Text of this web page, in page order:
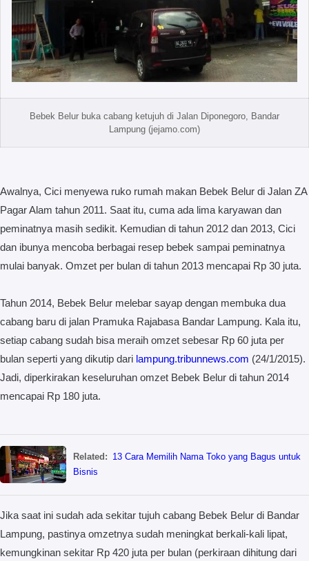
Bebek Belur buka cabang ketujuh di Jalan Diponegoro, Bandar
Lampung (jejamo.com)
Awalnya, Cici menyewa ruko rumah makan Bebek Belur di Jalan ZA
Pagar Alam tahun 2011. Saat itu, cuma ada lima karyawan dan
peminatnya masih sedikit. Kemudian di tahun 2012 dan 2013, Cici
dan ibunya mencoba berbagai resep bebek sampai peminatnya
mulai banyak. Omzet per bulan di tahun 2013 mencapai Rp 30 juta.
Tahun 2014, Bebek Belur melebar sayap dengan membuka dua
cabang baru di jalan Pramuka Rajabasa Bandar Lampung. Kala itu,
setiap cabang sudah bisa meraih omzet sebesar Rp 60 juta per
bulan seperti yang dikutip dari lampung.tribunnews.com (24/1/2015).
Jadi, diperkirakan keseluruhan omzet Bebek Belur di tahun 2014
mencapai Rp 180 juta.
Related: 13 Cara Memilih Nama Toko yang Bagus untuk
Bisnis
Jika saat ini sudah ada sekitar tujuh cabang Bebek Belur di Bandar
Lampung, pastinya omzetnya sudah meningkat berkali-kali lipat,
kemungkinan sekitar Rp 420 juta per bulan (perkiraan dihitung dari